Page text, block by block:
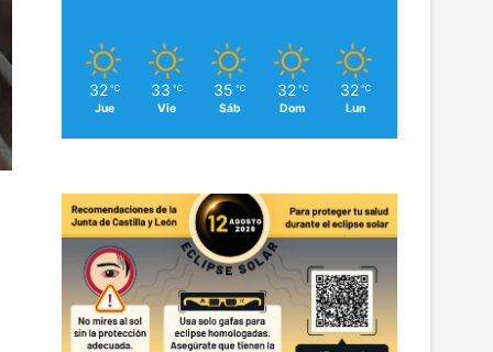
32 ℃
Jue
33 ℃
Vie
35 ℃
Sáb
32 ℃
Dom
32 ℃
Lun